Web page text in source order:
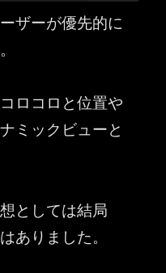
ザーが優先的に
ロコロと位置や
ミックビューと
としては結局
ありました。